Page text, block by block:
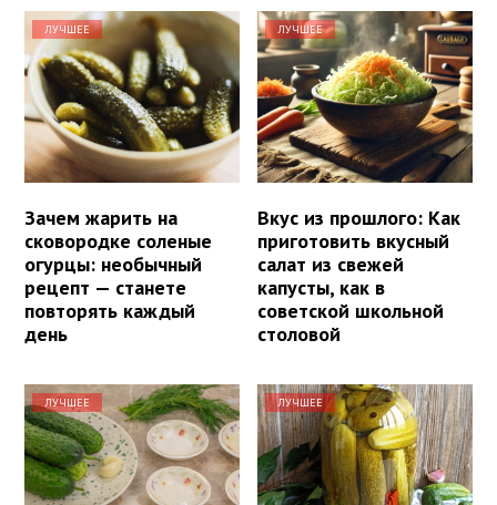
ЛУЧШЕЕ
Зачем жарить на
сковородке соленые
огурцы: необычный
рецепт — станете
повторять каждый
день
ЛУЧШЕЕ
Вкус из прошлого: Как
приготовить вкусный
салат из свежей
капусты, как в
советской школьной
столовой
ЛУЧШЕЕ ЛУЧШЕЕ